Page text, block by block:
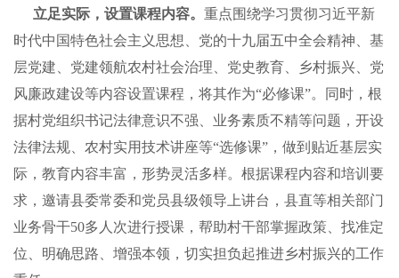
立足实际，设置课程内容。 重点围绕学习贯彻习近平新
时代中国特色社会主义思想、党的十九届五中全会精神、基
层党建、党建领航农村社会治理、党史教育、乡村振兴、党
风廉政建设等内容设置课程，将其作为“必修课”。同时，根
据村党组织书记法律意识不强、业务素质不精等问题，开设
法律法规、农村实用技术讲座等“选修课”，做到贴近基层实
际，教育内容丰富，形势灵活多样。根据课程内容和培训要
求，邀请县委常委和党员县级领导上讲台，县直等相关部门
业务骨干50多人次进行授课，帮助村干部掌握政策、找准定
位、明确思路、增强本领，切实担负起推进乡村振兴的工作